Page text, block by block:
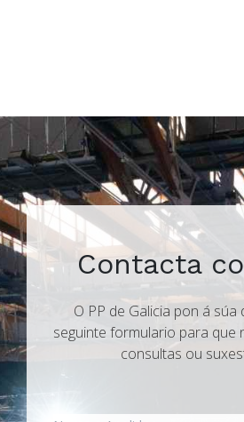
Contacta
O PP de Galicia pon á súa
seguinte formulario para que
consultas ou